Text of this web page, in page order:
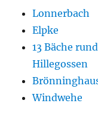
Lonnerbach
Elpke
13 Bäche
Hillegossen
Windwehe